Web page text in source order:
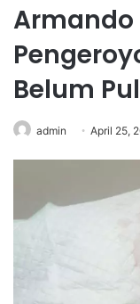
Armando
Belum
admin April 25,